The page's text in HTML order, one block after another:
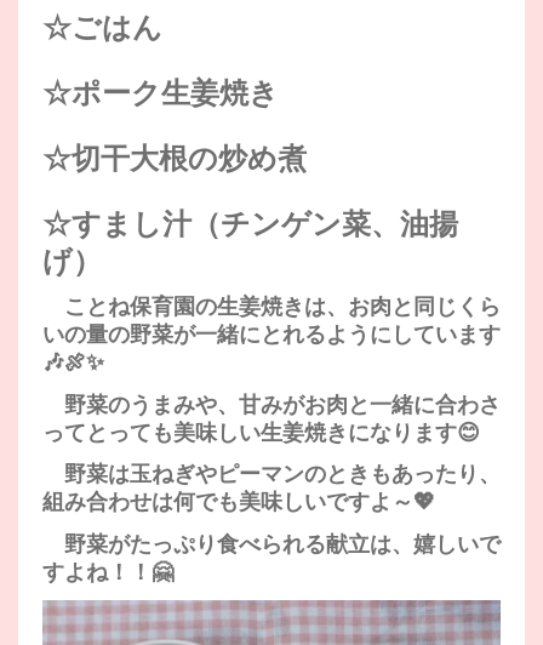
☆ごはん
☆ポーク生姜焼き
☆切干大根の炒め煮
☆すまし汁（チンゲン菜、油揚
げ）
ことね保育園の生姜焼きは、お肉と同じくら
いの量の野菜が一緒にとれるようにしています
🎶🍖✨
野菜のうまみや、甘みがお肉と一緒に合わさ
ってとっても美味しい生姜焼きになります😊
野菜は玉ねぎやピーマンのときもあったり、
組み合わせは何でも美味しいですよ～💖
野菜がたっぷり食べられる献立は、嬉しいで
すよね！！🤗